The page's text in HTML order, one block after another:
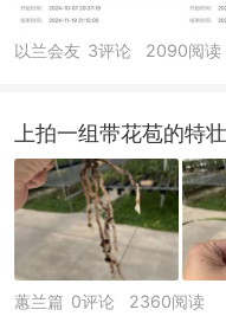
以兰会友 3评论 2090阅读
上拍一组带花苞的特
蕙兰篇 0评论 2360阅读